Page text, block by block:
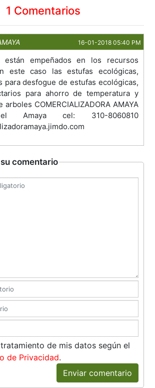
1 Comentarios
16-01-2018 05:40 PM
están empeñados en los recursos
este caso las estufas ecológicas,
para desfogue de estufas ecológicas,
para ahorro de temperatura y
COMERCIALIZADORA AMAYA
Amaya cel: 310-8060810
comentario
de mis datos según el
de Privacidad.
Enviar comentario